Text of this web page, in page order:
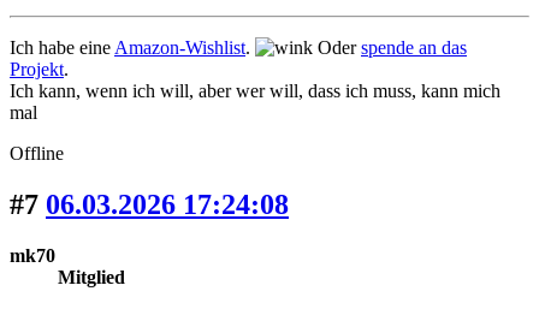
Ich habe eine Amazon-Wishlist. Oderspende an das
Projekt.
Ich kann, wenn ich will, aber wer will, dass ich muss, kann mich
mal
Offline
#7 06.03.2026 17:24:08
mk70
Mitglied